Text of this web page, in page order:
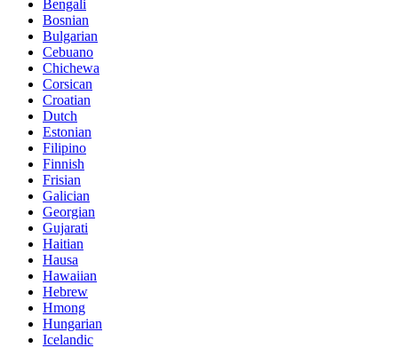
Bengali
Bosnian
Bulgarian
Cebuano
Chichewa
Corsican
Croatian
Dutch
Estonian
Filipino
Finnish
Frisian
Galician
Georgian
Gujarati
Haitian
Hausa
Hawaiian
Hebrew
Hmong
Hungarian
Icelandic